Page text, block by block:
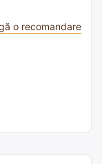
o recomandare